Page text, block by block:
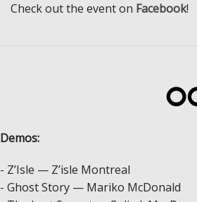
Check out the event on Facebook!
Demos:
- Z’Isle — Z’isle Montreal
- Ghost Story — Mariko McDonald